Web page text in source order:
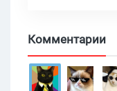
Комментарии